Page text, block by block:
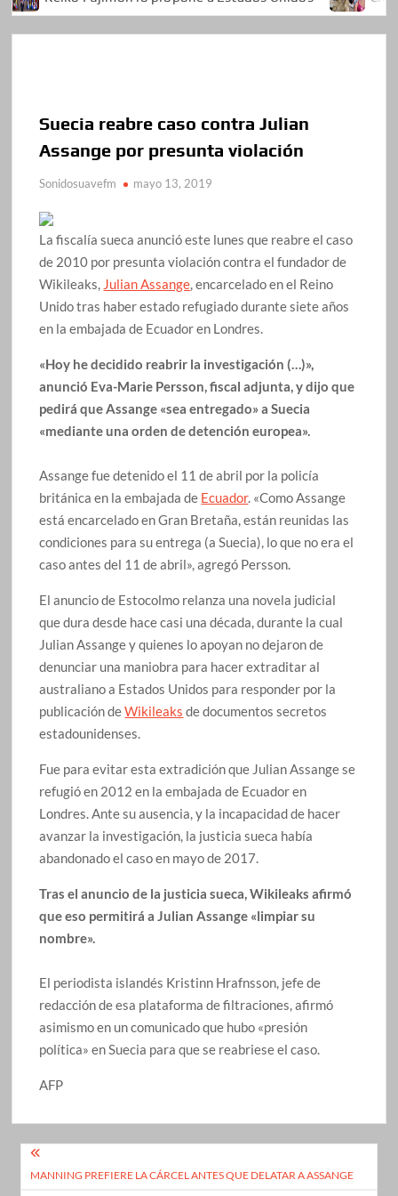
Suecia reabre caso contra Julian
Assange por presunta violación
Sonidosuavefm mayo 13, 2019
La fiscalía sueca anunció este lunes que reabre el caso
de 2010 por presunta violación contra el fundador de
Wikileaks, Julian Assange, encarcelado en el Reino
Unido tras haber estado refugiado durante siete años
en la embajada de Ecuador en Londres.
«Hoy he decidido reabrir la investigación (…)»,
anunció Eva-Marie Persson, fiscal adjunta, y dijo que
pedirá que Assange «sea entregado» a Suecia
«mediante una orden de detención europea».
Assange fue detenido el 11 de abril por la policía
británica en la embajada de Ecuador. «Como Assange
está encarcelado en Gran Bretaña, están reunidas las
condiciones para su entrega (a Suecia), lo que no era el
caso antes del 11 de abril», agregó Persson.
El anuncio de Estocolmo relanza una novela judicial
que dura desde hace casi una década, durante la cual
Julian Assange y quienes lo apoyan no dejaron de
denunciar una maniobra para hacer extraditar al
australiano a Estados Unidos para responder por la
publicación deWikileaks de documentos secretos
estadounidenses.
Fue para evitar esta extradición que Julian Assange se
refugió en 2012 en la embajada de Ecuador en
Londres. Ante su ausencia, y la incapacidad de hacer
avanzar la investigación, la justicia sueca había
abandonado el caso en mayo de 2017.
Tras el anuncio de la justicia sueca, Wikileaks afirmó
que eso permitirá a Julian Assange «limpiar su
nombre».
El periodista islandés Kristinn Hrafnsson, jefe de
redacción de esa plataforma de filtraciones, afirmó
asimismo en un comunicado que hubo «presión
política» en Suecia para que se reabriese el caso.
AFP
Navegación
de
MANNING PREFIERE LA CÁRCEL ANTES QUE DELATAR A ASSANGE